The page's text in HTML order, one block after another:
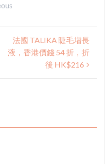
法國 TALIKA 睫毛增長
液，香港價錢 54 折，折
後 HK$216